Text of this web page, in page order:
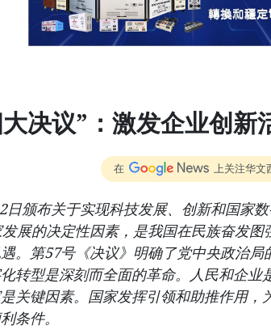
决议”：激发企业创新
在 上关注华文
颁布关于实现科技发展、创新和国家
展的决定性因素，是我国在民族奋发图
。第57号《决议》明确了党中央政治局
转型是深刻而全面的革命。人民和企业
关键因素。国家发挥引领和助推作用，
条件。